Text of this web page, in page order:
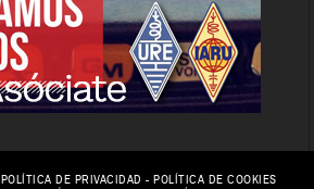
POLÍTICA DE PRIVACIDAD -POLÍTICA DE COOKIES